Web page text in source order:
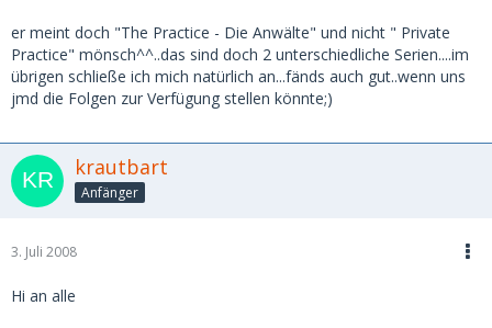
er meint doch "The Practice - Die Anwälte" und nicht " Private
Practice" mönsch^^..das sind doch 2 unterschiedliche Serien....im
übrigen schließe ich mich natürlich an...fänds auch gut..wenn uns
jmd die Folgen zur Verfügung stellen könnte;)
krautbart
Anfänger
3. Juli 2008
Hi an alle